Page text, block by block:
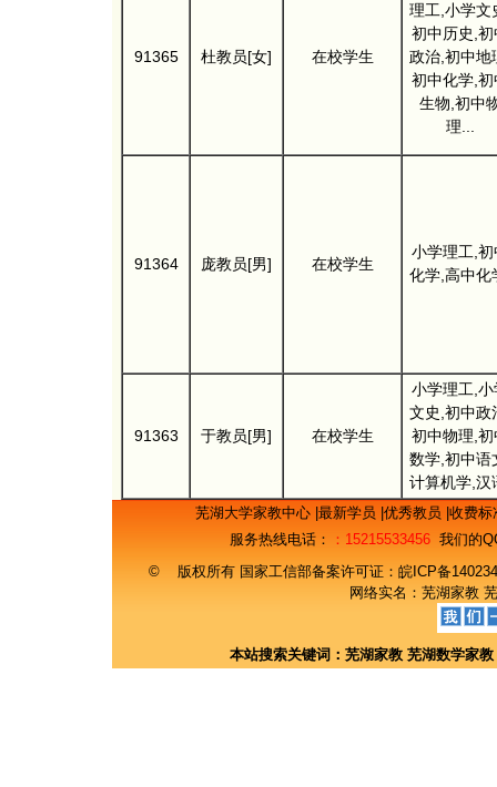
91365 杜教员[女] 在校学生
理工,小学文
初中历史,初
政治,初中地
初中化学,初
生物,初中
理...
91364 庞教员[男] 在校学生
小学理工,初
化学,高中化
91363 于教员[男] 在校学生
小学理工,小
文史,初中政
初中物理,初
数学,初中语
计算机学,汉
芜湖大学家教中心 最新学员 优秀教员 收费
服务热线电话：
：15215533456 我们的
© 版权所有 国家工信部备案许可证： 皖ICP备
网络实名： 芜湖家教
本站搜索关键词： 芜湖家教 芜湖数学家教